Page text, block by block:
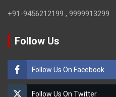
+91-9456212199 , 9999913299
Follow Us
Follow Us On Facebook
Follow Us On Twitter